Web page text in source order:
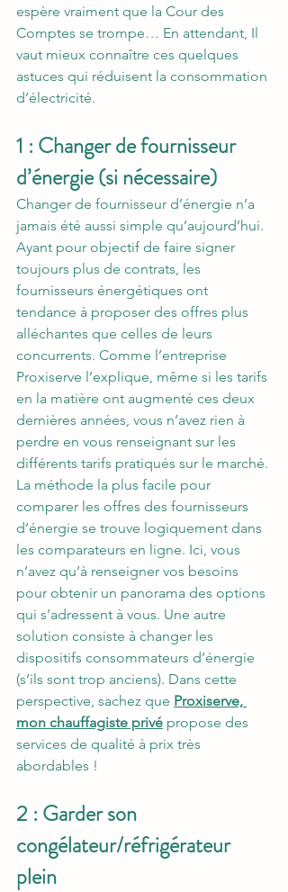
espère vraiment que la Cour des
Comptes se trompe… En attendant, Il
vaut mieux connaître ces quelques
astuces qui réduisent la consommation
d’électricité.
1 : Changer de fournisseur
d’énergie (si nécessaire)
Changer de fournisseur d’énergie n’a
jamais été aussi simple qu’aujourd’hui.
Ayant pour objectif de faire signer
toujours plus de contrats, les
fournisseurs énergétiques ont
tendance à proposer des offres plus
alléchantes que celles de leurs
concurrents. Comme l’entreprise
Proxiserve l’explique, même si les tarifs
en la matière ont augmenté ces deux
dernières années, vous n’avez rien à
perdre en vous renseignant sur les
différents tarifs pratiqués sur le marché.
La méthode la plus facile pour
comparer les offres des fournisseurs
d’énergie se trouve logiquement dans
les comparateurs en ligne. Ici, vous
n’avez qu’à renseigner vos besoins
pour obtenir un panorama des options
qui s’adressent à vous. Une autre
solution consiste à changer les
dispositifs consommateurs d’énergie
(s’ils sont trop anciens). Dans cette
perspective, sachez que Proxiserve,
mon chauffagiste privé propose des
services de qualité à prix très
abordables !
2 : Garder son
congélateur/réfrigérateur
plein